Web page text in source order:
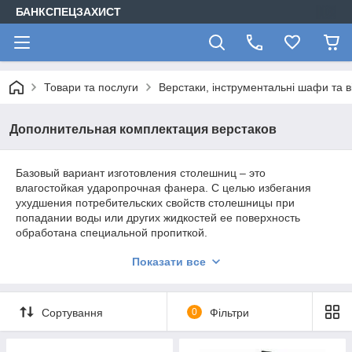
БАНКСПЕЦЗАХИСТ
Товари та послуги Верстаки, інструментальні шафи та
Дополнительная комплектация верстаков
Базовый вариант изготовления столешниц – это
влагостойкая ударопрочная фанера. С целью избегания
ухудшения потребительских свойств столешницы при
попадании воды или других жидкостей ее поверхность
обработана специальной пропиткой.
толщиной 25 мм, затянутый оцинкованным чехлом. Это
цене при дополнительных свойствах.
R - cтолешница с резиновым покрытием и оцинкованным
кантом - лист OSB толщиной 25 мм с резиновым
Показати все
Сортування 0 Фільтри